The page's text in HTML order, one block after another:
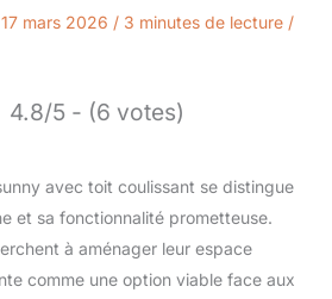
17 mars 2026 / 3 minutes de lecture /
4.8/5 - (6 votes)
avec toit coulissant se distingue
et sa fonctionnalité prometteuse.
à aménager leur espace
comme une option viable face aux